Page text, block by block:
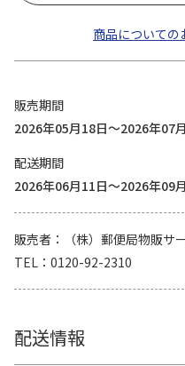
商品についての
販売期間
2026年05月18日～2026年07
配送期間
2026年06月11日～2026年09
販売者
（株）郵便局物販サ
TEL
0120-92-2310
配送情報